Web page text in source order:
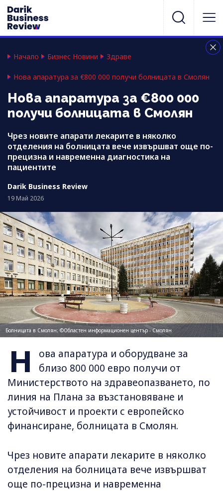
Начало Бизнес Новини Здраве
Нова апаратура за €800 000 получи болницата в Смолян
Нова апаратура за €800 000
получи болницата в Смолян
Чрез новите апарати лекарите в няколко
отделения на болницата вече извършват още по-
прецизна и навременна диагностика на
пациентите
Darik Business Review
19 Май 2026
Болницата в Смолян; ©Областен информационен център - Смолян
Н
ова апаратура и оборудване за
близо 800 000 евро получи от
Министерството на здравеопазването, по
линия на Плана за възстановяване и
устойчивост и проекти с европейско
финансиране, болницата в Смолян.
Чрез новите апарати лекарите в няколко
отделения на болницата вече извършват
още по-прецизна и навременна